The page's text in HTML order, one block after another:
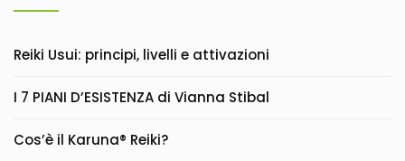
Reiki Usui: principi, livelli e attivazioni
I 7 PIANI D’ESISTENZA di Vianna Stibal
Cos’è il Karuna® Reiki?